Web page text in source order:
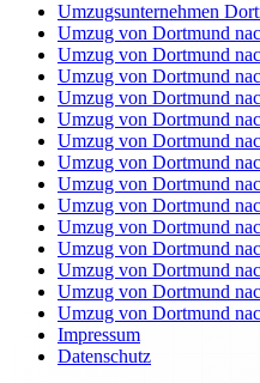
Umzugsunternehmen
Umzug von Dortmund
Umzug von Dortmund
Umzug von Dortmund
Umzug von Dortmund
Umzug von Dortmund
Umzug von Dortmund
Umzug von Dortmund
Umzug von Dortmund
Umzug von Dortmund
Umzug von Dortmund
Umzug von Dortmund
Umzug von Dortmund
Umzug von Dortmund
Umzug von Dortmund
Impressum
Datenschutz